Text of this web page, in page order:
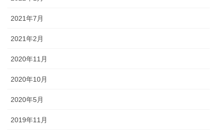
2021年7月
2021年2月
2020年11月
2020年10月
2020年5月
2019年11月